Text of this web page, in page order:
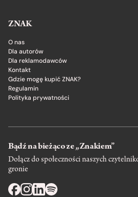
ZNAK
O nas
Dla autorów
Dla reklamodawców
Kontakt
Gdzie mogę kupić ZNAK?
Regulamin
Polityka prywatności
Bądź na bieżąco ze „Znakiem”
Dołącz do społeczności naszych
gronie